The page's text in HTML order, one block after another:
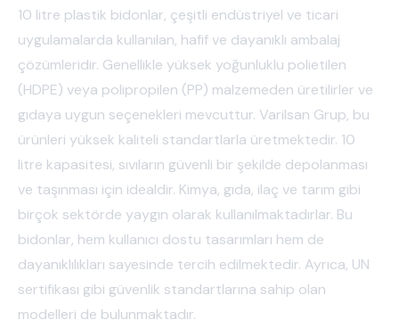
10 litre plastik bidonlar, çeşitli endüstriyel ve ticari
uygulamalarda kullanılan, hafif ve dayanıklı ambalaj
çözümleridir. Genellikle yüksek yoğunluklu polietilen
(HDPE) veya polipropilen (PP) malzemeden üretilirler ve
gıdaya uygun seçenekleri mevcuttur. Varilsan Grup, bu
ürünleri yüksek kaliteli standartlarla üretmektedir. 10
litre kapasitesi, sıvıların güvenli bir şekilde depolanması
ve taşınması için idealdir. Kimya, gıda, ilaç ve tarım gibi
birçok sektörde yaygın olarak kullanılmaktadırlar. Bu
bidonlar, hem kullanıcı dostu tasarımları hem de
dayanıklılıkları sayesinde tercih edilmektedir. Ayrıca, UN
sertifikası gibi güvenlik standartlarına sahip olan
modelleri de bulunmaktadır.